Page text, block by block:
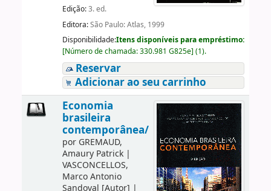
Edição:3. ed.
Editora:São Paulo: Atlas, 1999
Disponibilidade:Itens disponíveis para empréstimo:
[Número de chamada:330.981 G825e] (1).
Reservar
Adicionar ao seu carrinho
Economia
brasileira
contemporânea/
por GREMAUD,
Amaury Patrick|
VASCONCELLOS,
Marco Antonio
Sandoval [Autor] |